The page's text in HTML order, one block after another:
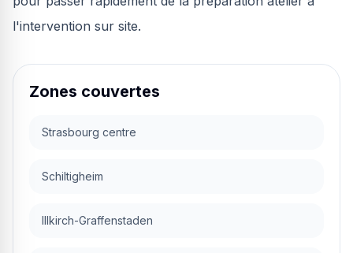
l'intervention sur site.
Zones couvertes
Strasbourg centre
Schiltigheim
Illkirch-Graffenstaden